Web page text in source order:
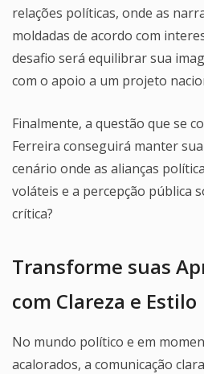
relações políticas, onde as
moldadas de acordo com
desafio será equilibrar sua
com o apoio a um projeto
Finalmente, a questão que se
Ferreira conseguirá manter
cenário onde as alianças
voláteis e a percepção pública
crítica?
Transforme suas
com Clareza e Estilo
No mundo político e em
acalorados, a comunicação